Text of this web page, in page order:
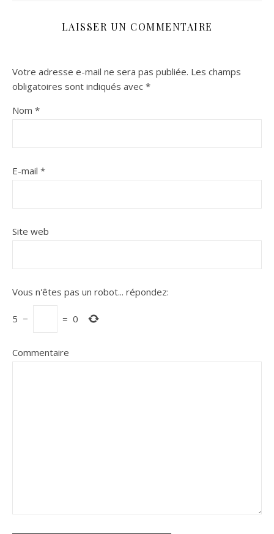
LAISSER UN COMMENTAIRE
Votre adresse e-mail ne sera pas publiée. Les champs
obligatoires sont indiqués avec *
Nom *
E-mail *
Site web
Vous n'êtes pas un robot... répondez:
5 − = 0
Commentaire